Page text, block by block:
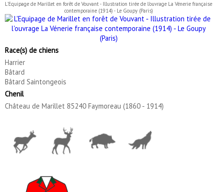
L'Equipage de Marillet en forêt de Vouvant - Illustration tirée de l'ouvrage La Vénerie française
contemporaine (1914) - Le Goupy (Paris)
Race(s) de chiens
Harrier
Bâtard
Bâtard Saintongeois
Chenil
Château de Marillet 85240 Faymoreau (1860 - 1914)